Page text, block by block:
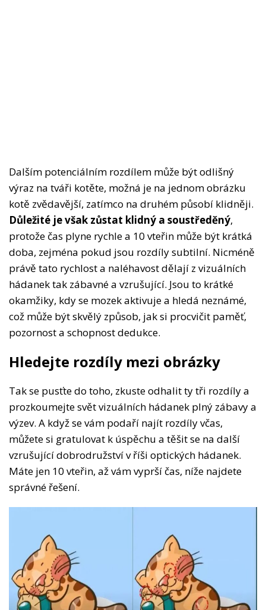
Dalším potenciálním rozdílem může být odlišný
výraz na tváři kotěte, možná je na jednom obrázku
kotě zvědavější, zatímco na druhém působí klidněji.
Důležité je však zůstat klidný a soustředěný,
protože čas plyne rychle a 10 vteřin může být krátká
doba, zejména pokud jsou rozdíly subtilní. Nicméně
právě tato rychlost a naléhavost dělají z vizuálních
hádanek tak zábavné a vzrušující. Jsou to krátké
okamžiky, kdy se mozek aktivuje a hledá neznámé,
což může být skvělý způsob, jak si procvičit paměť,
pozornost a schopnost dedukce.
Hledejte rozdíly mezi obrázky
Tak se pusťte do toho, zkuste odhalit ty tři rozdíly a
prozkoumejte svět vizuálních hádanek plný zábavy a
výzev. A když se vám podaří najít rozdíly včas,
můžete si gratulovat k úspěchu a těšit se na další
vzrušující dobrodružství v říši optických hádanek.
Máte jen 10 vteřin, až vám vyprší čas, níže najdete
správné řešení.